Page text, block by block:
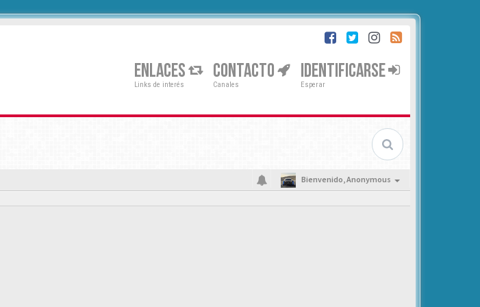
ENLACES
Links de interés
CONTACTO
Canales
IDENTIFICARSE
Esperar
Bienvenido,Anonymous